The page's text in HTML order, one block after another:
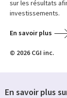
sur les résultats
investissements.
En savoir plus
© 2026 CGI inc.
En savoir plus